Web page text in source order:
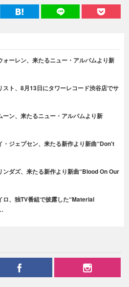
ォーレン、来たるニュー・アルバムより新
スト、8月13日にタワーレコード渋谷店でサ
ーン、来たるニュー・アルバムより新
・ジェプセン、来たる新作より新曲“Don't
ンダズ、来たる新作より新曲“Blood On Our
ロ、独TV番組で披露した“Material